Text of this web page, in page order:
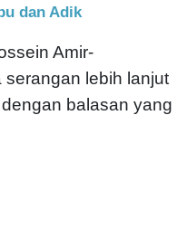
dan Adik
Amir-
lebih lanjut
balasan yang